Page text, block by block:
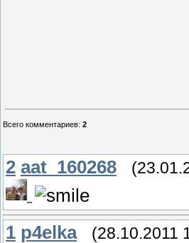
Всего комментариев: 2
2 aat_160268
1 p4elka (28.10.2011